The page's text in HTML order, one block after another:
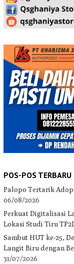
POS-POS TERBARU
Palopo Tertarik
06/08/2026
Perkuat Digitalisasi
Lokasi Studi Tiru
Sambut HUT ke-25,
Langit Biru dengan
31/07/2026